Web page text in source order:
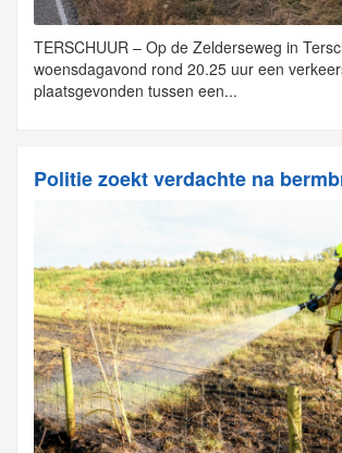
TERSCHUUR – Op de Zelderseweg in
woensdagavond rond 20.25 uur een
plaatsgevonden tussen een...
Politie zoekt verdachte na